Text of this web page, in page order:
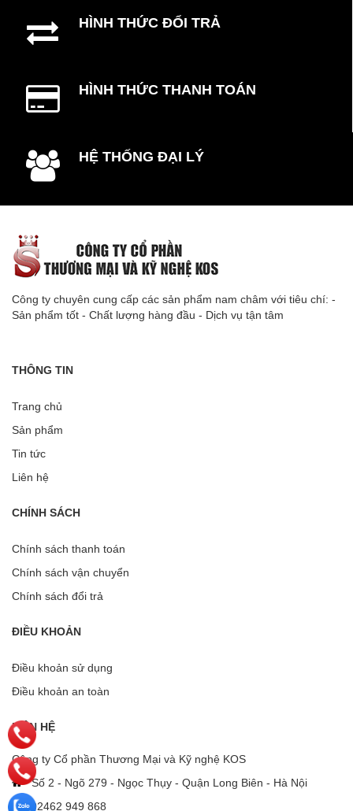
HÌNH THỨC ĐỔI TRẢ
HÌNH THỨC THANH TOÁN
HỆ THỐNG ĐẠI LÝ
Công ty chuyên cung cấp các sản phẩm nam châm với tiêu chí: -
Sản phẩm tốt - Chất lượng hàng đầu - Dịch vụ tận tâm
THÔNG TIN
Trang chủ
Sản phẩm
Tin tức
Liên hệ
CHÍNH SÁCH
Chính sách thanh toán
Chính sách vận chuyển
Chính sách đổi trả
ĐIỀU KHOẢN
Điều khoản sử dụng
Điều khoản an toàn
LIÊN HỆ
Công ty Cổ phần Thương Mại và Kỹ nghệ KOS
Số 2 - Ngõ 279 - Ngọc Thụy - Quận Long Biên - Hà Nội
02462 949 868